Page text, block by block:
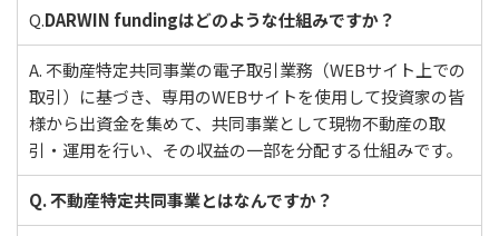
Q.DARWIN fundingはどのような仕組みですか？
A. 不動産特定共同事業の電子取引業務（WEBサイト上での
取引）に基づき、専用のWEBサイトを使用して投資家の皆
様から出資金を集めて、共同事業として現物不動産の取
引・運用を行い、その収益の一部を分配する仕組みです。
Q. 不動産特定共同事業とはなんですか？